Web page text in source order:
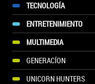
TECNOLOGÍA
ENTRETENIMIENTO
MULTIMEDIA
GENERACÍON
UNICORN HUNTERS